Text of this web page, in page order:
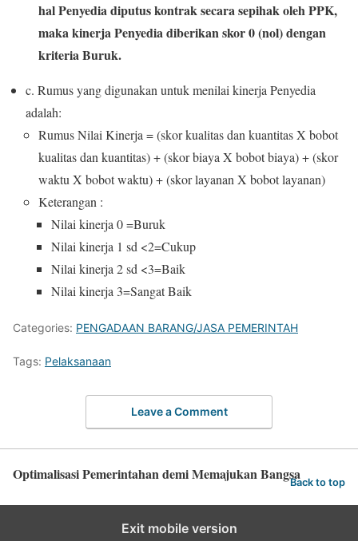
hal Penyedia diputus kontrak secara sepihak oleh PPK,
maka kinerja Penyedia diberikan skor 0 (nol) dengan
kriteria Buruk.
c. Rumus yang digunakan untuk menilai kinerja Penyedia
adalah:
Rumus Nilai Kinerja = (skor kualitas dan kuantitas X bobot
kualitas dan kuantitas) + (skor biaya X bobot biaya) + (skor
waktu X bobot waktu) + (skor layanan X bobot layanan)
Keterangan :
Nilai kinerja 0 =Buruk
Nilai kinerja 1 sd <2=Cukup
Nilai kinerja 2 sd <3=Baik
Nilai kinerja 3=Sangat Baik
Categories: PENGADAAN BARANG/JASA PEMERINTAH
Tags: Pelaksanaan
Leave a Comment
Optimalisasi Pemerintahan demi Memajukan BangsaBack to top
Exit mobile version